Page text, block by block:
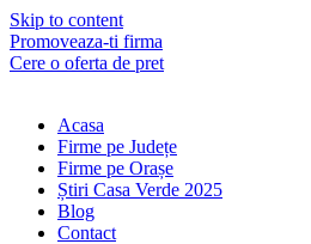
Skip to content
Promoveaza-ti firma
Cere o oferta de pret
Acasa
Firme pe Județe
Firme pe Orașe
Știri Casa Verde 2025
Blog
Contact